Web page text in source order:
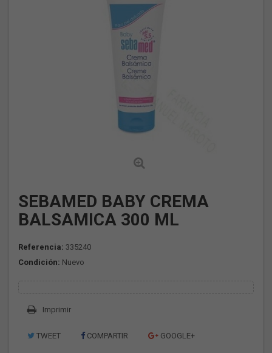
SEBAMED BABY CREMA
BALSAMICA 300 ML
Referencia: 335240
Condición: Nuevo
Imprimir
TWEET COMPARTIR GOOGLE+